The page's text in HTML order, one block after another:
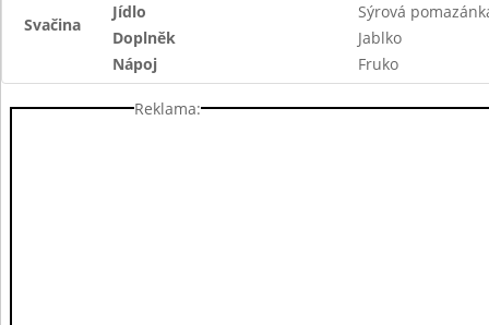
Svačina
Jídlo
Sýrová
Doplněk
Jablko
Nápoj
Fruko
Reklama: